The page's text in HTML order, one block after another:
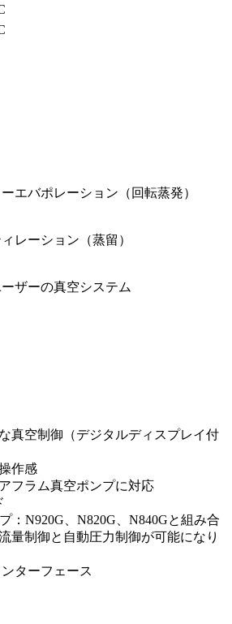
エバポレーション（回転蒸発）
レーション（蒸留）
ザーの真空システム
真空制御（デジタルディスプレイ付
作感
フラム真空ポンプに対応
：N920G、N820G、N840Gと組み合
量制御と自動圧力制御が可能になり
ターフェース